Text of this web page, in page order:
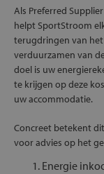
Als Preferred
helpt SportStroom
terugdringen van
verduurzamen van
doel is uw
te krijgen op deze
uw accommodatie.
Concreet betekent
voor advies op het
Energie